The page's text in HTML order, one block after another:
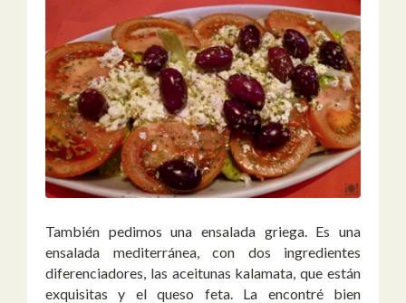
También pedimos una ensalada griega. Es una
ensalada mediterránea, con dos ingredientes
diferenciadores, las aceitunas kalamata, que están
exquisitas y el queso feta. La encontré bien